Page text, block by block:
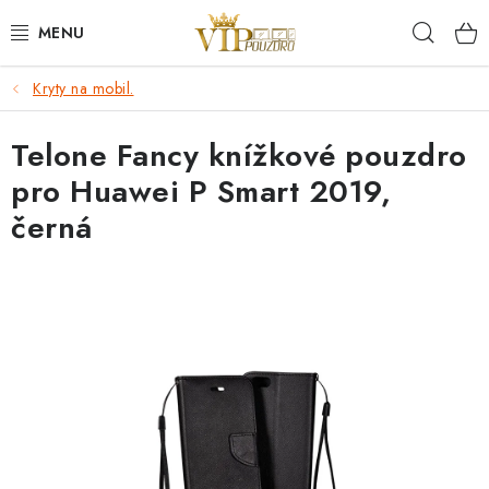
na
KRYTY NA MOBIL.
OCHRANA DISPLEJE - SKLO A FÓLIE
KABELY A NABÍJEČKY
BRAŠNY NA NOTEBOOKY
Kryty na mobil.
Telone Fancy knížkové pouzdro
pro Huawei P Smart 2019,
černá